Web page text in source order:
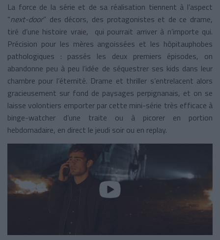
La force de la série et de sa réalisation tiennent à l’aspect
“next-door” des décors, des protagonistes et de ce drame,
tiré d’une histoire vraie, qui pourrait arriver à n’importe qui.
Précision pour les mères angoissées et les hôpitauphobes
pathologiques : passés les deux premiers épisodes, on
abandonne peu à peu l’idée de séquestrer ses kids dans leur
chambre pour l’éternité. Drame et thriller s’entrelacent alors
gracieusement sur fond de paysages perpignanais, et on se
laisse volontiers emporter par cette mini-série très efficace à
binge-watcher d’une traite ou à picorer en portion
hebdomadaire, en direct le jeudi soir ou en replay.